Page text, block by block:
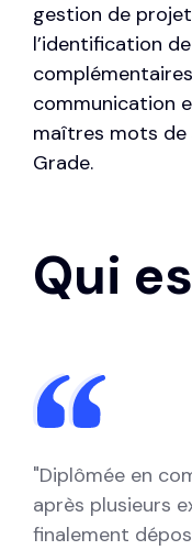
gestion de
l’identification
communication
maîtres mots de
Grade.
Qui
"Diplômée en
après plusieurs
finalement